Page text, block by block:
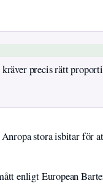
precis rätt
stora isbitar för
enligt European